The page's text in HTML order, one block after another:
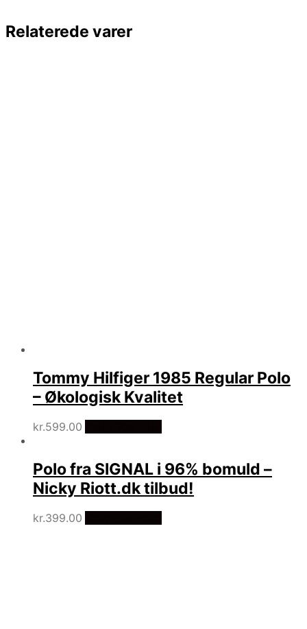
Relaterede varer
Tommy Hilfiger 1985 Regular Polo
– Økologisk Kvalitet
kr.599.00
Polo fra SIGNAL i 96% bomuld –
Nicky Riott.dk tilbud!
kr.399.00